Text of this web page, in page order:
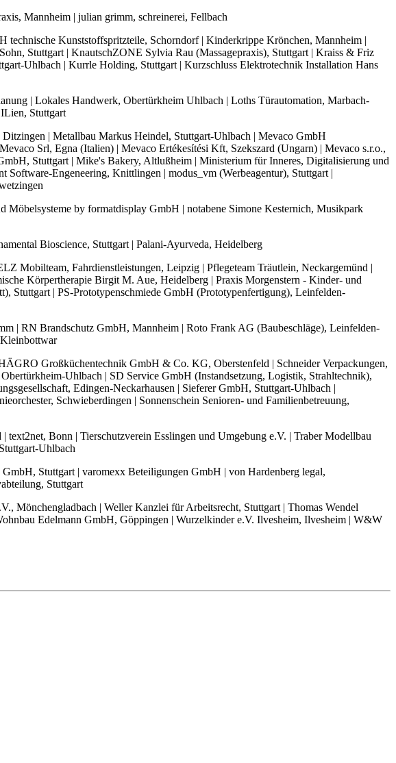
Mannheim | julian grimm, schreinerei, Fellbach
technische Kunststoffspritzteile, Schorndorf | Kinderkrippe Krönchen, Mannheim |
Stuttgart | KnautschZONE Sylvia Rau (Massagepraxis), Stuttgart | Kraiss & Friz
Uhlbach | Kurrle Holding, Stuttgart | Kurzschluss Elektrotechnik Installation Hans
| Lokales Handwerk, Obertürkheim Uhlbach | Loths Türautomation, Marbach-
Stuttgart
| Metallbau Markus Heindel, Stuttgart-Uhlbach | Mevaco GmbH
Srl, Egna (Italien) | Mevaco Ertékesítési Kft, Szekszard (Ungarn) | Mevaco s.r.o.,
Stuttgart | Mike's Bakery, Altlußheim | Ministerium für Inneres, Digitalisierung und
Engeneering, Knittlingen | modus_vm (Werbeagentur), Stuttgart |
by formatdisplay GmbH | notabene Simone Kesternich, Musikpark
Bioscience, Stuttgart | Palani-Ayurveda, Heidelberg
Mobilteam, Fahrdienstleistungen, Leipzig | Pflegeteam Träutlein, Neckargemünd |
Körpertherapie Birgit M. Aue, Heidelberg | Praxis Morgenstern - Kinder- und
Stuttgart | PS-Prototypenschmiede GmbH (Prototypenfertigung), Leinfelden-
| RN Brandschutz GmbH, Mannheim | Roto Frank AG (Baubeschläge), Leinfelden-
Großküchentechnik GmbH & Co. KG, Oberstenfeld | Schneider Verpackungen,
Uhlbach | SD Service GmbH (Instandsetzung, Logistik, Strahltechnik),
Edingen-Neckarhausen | Sieferer GmbH, Stuttgart-Uhlbach |
Schwieberdingen | Sonnenschein Senioren- und Familienbetreuung,
Bonn | Tierschutzverein Esslingen und Umgebung e.V. | Traber Modellbau
Uhlbach
Stuttgart | varomexx Beteiligungen GmbH | von Hardenberg legal,
Stuttgart
Mönchengladbach | Weller Kanzlei für Arbeitsrecht, Stuttgart | Thomas Wendel
Edelmann GmbH, Göppingen | Wurzelkinder e.V. Ilvesheim, Ilvesheim | W&W